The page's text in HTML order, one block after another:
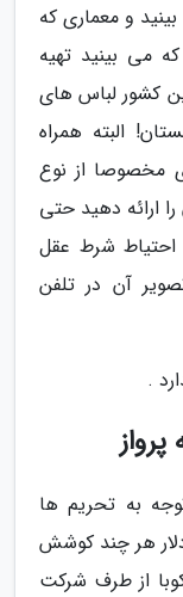
و معماری که
می بینید تهیه
کشور لباس های
البته همراه
مخصوصا از نوع
ارائه دهید حتی
احتیاط شرط عقل
آن در تلفن
.
به تحریم ها
زیاد و در حال حاضر در حدود 700 دلار هر چند کوشش
از طرف شرکت